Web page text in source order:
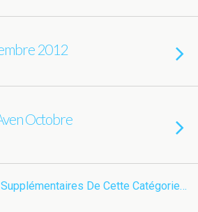
2012
Octobre
De Cette Catégorie…